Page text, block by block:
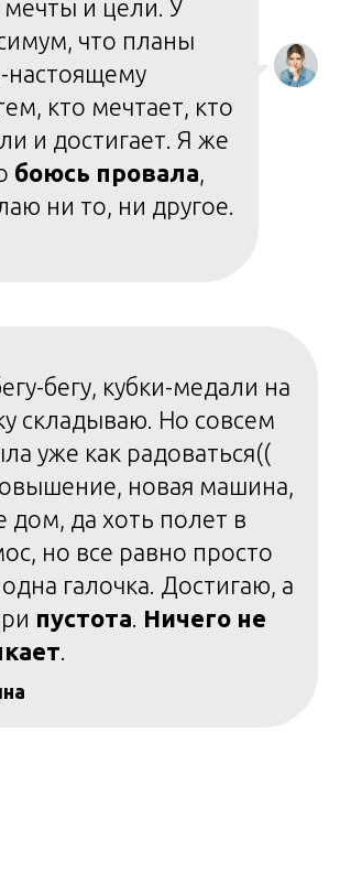
мечты и цели. У
что планы
настоящему
кто мечтает, кто
и достигает. Я же
боюсь провала,
ни то, ни другое.
бегу, кубки-медали на
складываю. Но совсем
уже как радоваться((
новая машина,
дом, да хоть полет в
но все равно просто
галочка. Достигаю, а
пустота. Ничего не
.